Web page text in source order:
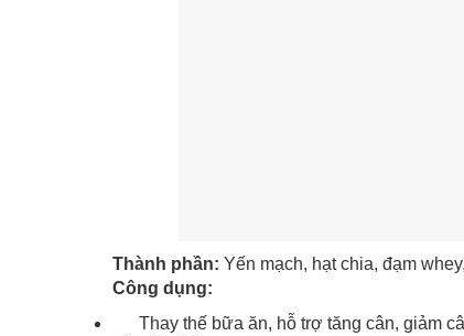
Thành phần: Yến mạch, hạt chia, đạm
Công dụng:
Thay thế bữa ăn, hỗ trợ tăng cân, giảm